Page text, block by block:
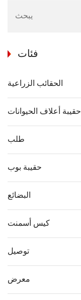
فئات
الحقائب الزراعية
حقيبة أعلاف الحيوانات
طلب
حقيبة بوب
البضائع
كيس أسمنت
توصيل
معرض